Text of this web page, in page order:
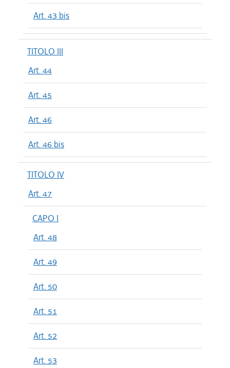
Art. 43 bis
TITOLO III
Art. 44
Art. 45
Art. 46
Art. 46 bis
TITOLO IV
Art. 47
CAPO I
Art. 48
Art. 49
Art. 50
Art. 51
Art. 52
Art. 53